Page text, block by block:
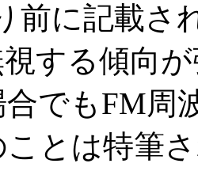
前に記載さ
する傾向
合でもFM周
とは特筆